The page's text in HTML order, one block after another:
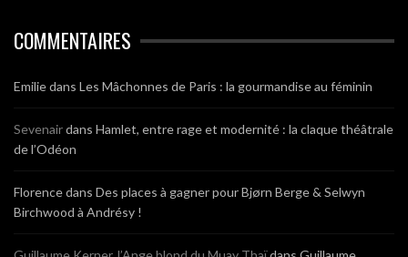
COMMENTAIRES
Emiliedans Les Mâchonnes de Paris : la gourmandise au féminin
Sevenairdans Hamlet, entre rage et modernité : la claque théâtrale
de l’Odéon
Florencedans Des places à gagner pour Bjørn Berge & Selwyn
Birchwood à Andrésy !